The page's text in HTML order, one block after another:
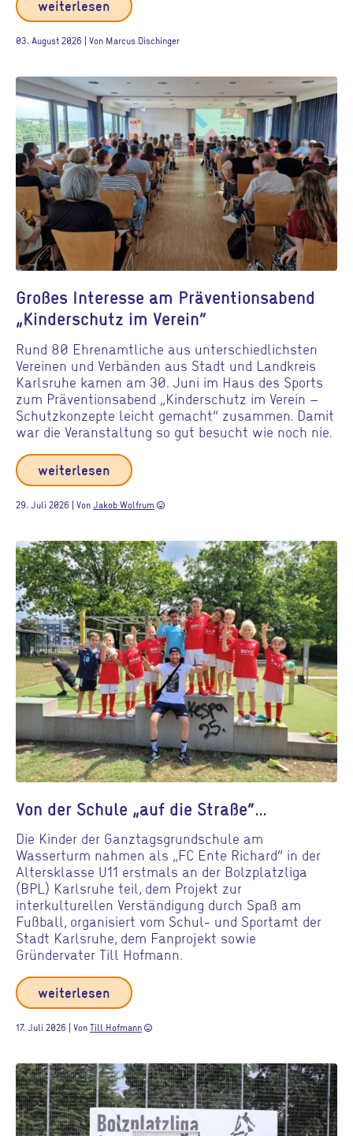
weiterlesen
03. August 2026 | Von Marcus Dischinger
Großes Interesse am Präventionsabend
„Kinderschutz im Verein“
Rund 80 Ehrenamtliche aus unterschiedlichsten
Vereinen und Verbänden aus Stadt und Landkreis
Karlsruhe kamen am 30. Juni im Haus des Sports
zum Präventionsabend „Kinderschutz im Verein –
Schutzkonzepte leicht gemacht“ zusammen. Damit
war die Veranstaltung so gut besucht wie noch nie.
weiterlesen
29. Juli 2026 | VonJakob Wolfrum sentiment_very_satisfied
Von der Schule „auf die Straße“…
Die Kinder der Ganztagsgrundschule am
Wasserturm nahmen als „FC Ente Richard“ in der
Altersklasse U11 erstmals an der Bolzplatzliga
(BPL) Karlsruhe teil, dem Projekt zur
interkulturellen Verständigung durch Spaß am
Fußball, organisiert vom Schul- und Sportamt der
Stadt Karlsruhe, dem Fanprojekt sowie
Gründervater Till Hofmann.
weiterlesen
17. Juli 2026 | VonTill Hofmann sentiment_very_satisfied